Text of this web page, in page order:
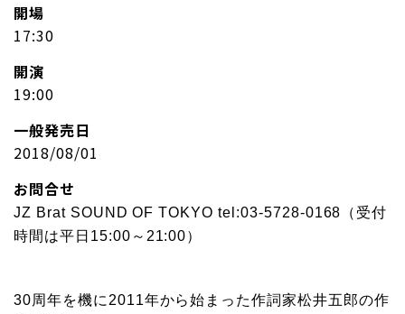
開場
17:30
開演
19:00
一般発売日
2018/08/01
お問合せ
JZ Brat SOUND OF TOKYO tel:03-5728-0168（受付
時間は平日15:00～21:00）
30周年を機に2011年から始まった作詞家松井五郎の作